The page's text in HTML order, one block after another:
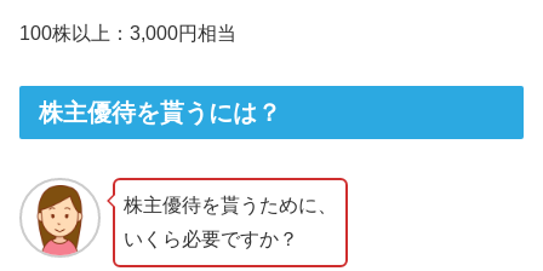
100株以上：3,000円相当
株主優待を貰うには？
株主優待を貰うために、
いくら必要ですか？